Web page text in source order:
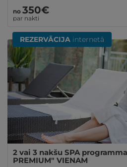
no 350€
par nakti
REZERVĀCIJA internetā
2 vai 3 nakšu SPA programma
PREMIUM" VIENAM